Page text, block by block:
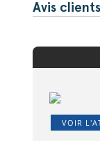
Avis clients
VOIR